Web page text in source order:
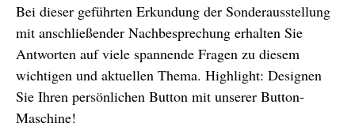
Bei dieser geführten Erkundung der Sonderausstellung
mit anschließender Nachbesprechung erhalten Sie
Antworten auf viele spannende Fragen zu diesem
wichtigen und aktuellen Thema. Highlight: Designen
Sie Ihren persönlichen Button mit unserer Button-
Maschine!